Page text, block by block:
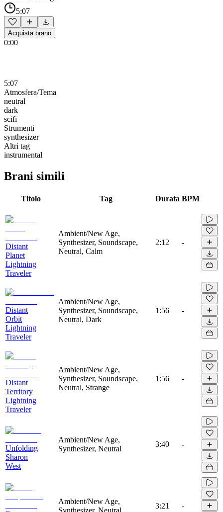
5:07
Acquista brano
0:00
5:07
Atmosfera/Tema
neutral
dark
scifi
Strumenti
synthesizer
Altri tag
instrumental
Brani simili
Titolo Tag Durata BPM
Distant
Planet
Lightning
Traveler
Ambient/New Age,
Synthesizer, Soundscape,
Neutral, Calm
2:12 -
Distant
Orbit
Lightning
Traveler
Ambient/New Age,
Synthesizer, Soundscape,
Neutral, Dark
1:56 -
Distant
Territory
Lightning
Traveler
Ambient/New Age,
Synthesizer, Soundscape,
Neutral, Strange
1:56 -
Unfolding
Sharon
West
Ambient/New Age,
Synthesizer, Neutral
3:40 -
Ambient/New Age,
Synthesizer, Neutral
3:21 -